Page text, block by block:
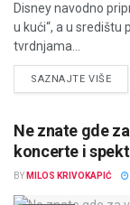
Disney navodno
u kući“, a u središtu
tvrdnjama...
SAZNAJTE VIŠE
Ne znate gde
koncerte i
BY MILOS KRIVOKAPIĆ